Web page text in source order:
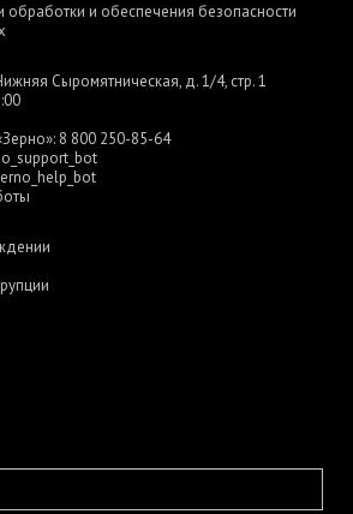
обработки и обеспечения безопасности
Сыромятническая, д. 1/4, стр. 1
8 800 250-85-64